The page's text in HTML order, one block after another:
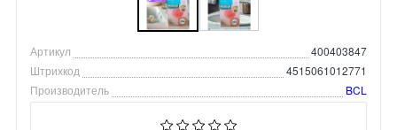
Артикул
400403847
Штрихкод
4515061012771
Производитель
BCL